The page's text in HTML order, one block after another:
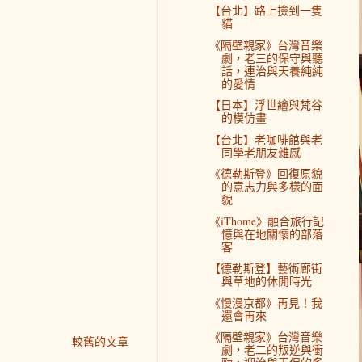
較舊的文章
【台北】路上撿到一隻
貓
《隔壁親家》台灣音樂
劇，老三的保守與聽
話，連治與天養純純
的愛情
【日本】浮世繪與梵谷
的模仿畫
【台北】老咖啡館與老
同學老朋友雜感
《德勒斯登》回復原貌
的意志力與多樣的面
貌
《iThome》融合旅行記
憶與在地關懷的部落
客
【德勒斯登】藝術廊街
與草地的休閒時光
《慢漫京都》再見！我
還會再來
《隔壁親家》台灣音樂
劇，老二的叛逆與衝